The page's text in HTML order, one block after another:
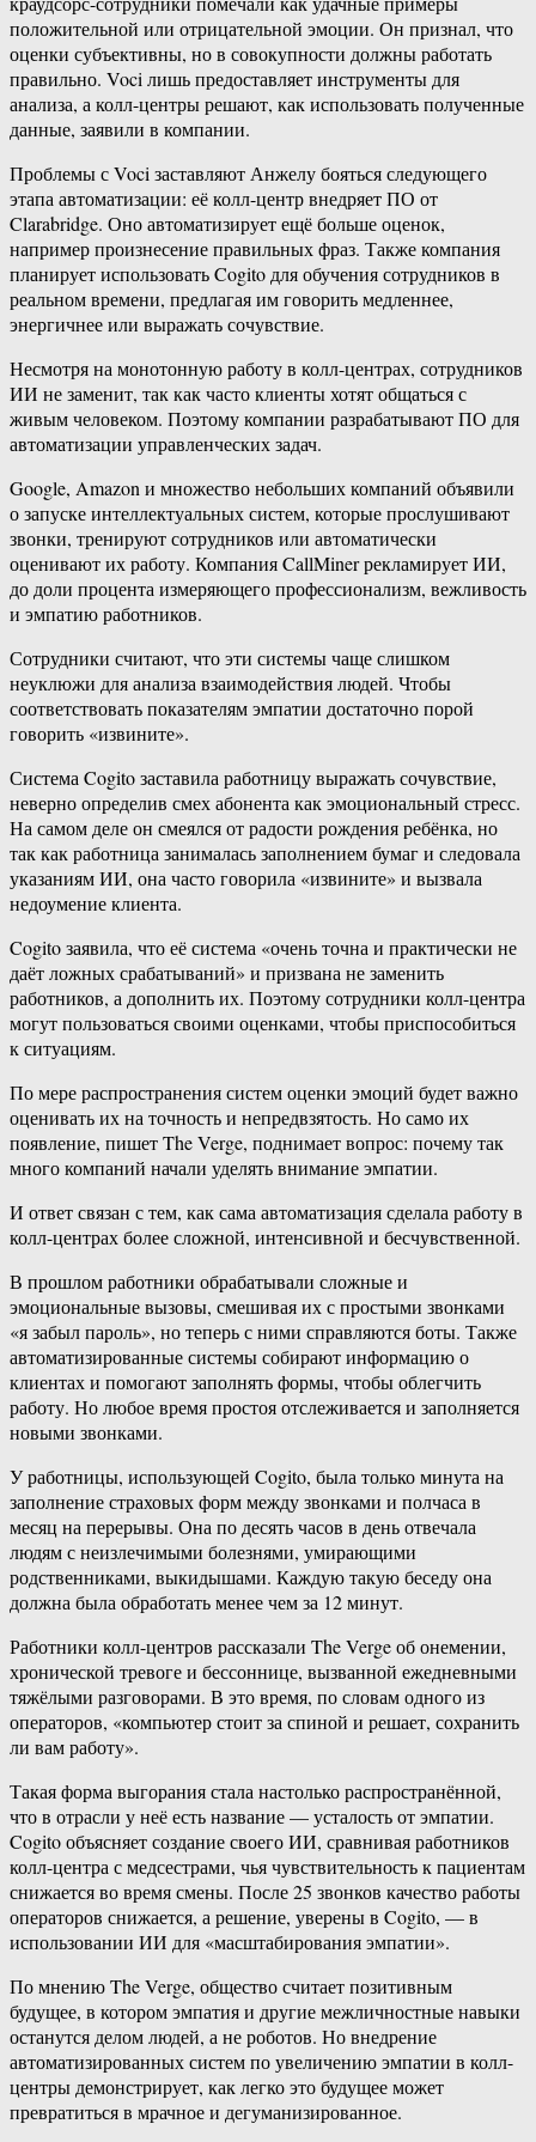
положительной или отрицательной эмоции. Он признал, что
оценки субъективны, но в совокупности должны работать
правильно. Voci лишь предоставляет инструменты для
анализа, а колл-центры решают, как использовать полученные
данные, заявили в компании.
Проблемы с Voci заставляют Анжелу бояться следующего
этапа автоматизации: её колл-центр внедряет ПО от
Clarabridge. Оно автоматизирует ещё больше оценок,
например произнесение правильных фраз. Также компания
планирует использовать Cogito для обучения сотрудников в
реальном времени, предлагая им говорить медленнее,
энергичнее или выражать сочувствие.
Несмотря на монотонную работу в колл-центрах, сотрудников
ИИ не заменит, так как часто клиенты хотят общаться с
живым человеком. Поэтому компании разрабатывают ПО для
автоматизации управленческих задач.
Google, Amazon и множество небольших компаний объявили
о запуске интеллектуальных систем, которые прослушивают
звонки, тренируют сотрудников или автоматически
оценивают их работу. Компания CallMiner рекламирует ИИ,
до доли процента измеряющего профессионализм, вежливость
и эмпатию работников.
Сотрудники считают, что эти системы чаще слишком
неуклюжи для анализа взаимодействия людей. Чтобы
соответствовать показателям эмпатии достаточно порой
говорить «извините».
Система Cogito заставила работницу выражать сочувствие,
неверно определив смех абонента как эмоциональный стресс.
На самом деле он смеялся от радости рождения ребёнка, но
так как работница занималась заполнением бумаг и следовала
указаниям ИИ, она часто говорила «извините» и вызвала
недоумение клиента.
Cogito заявила, что её система «очень точна и практически не
даёт ложных срабатываний» и призвана не заменить
работников, а дополнить их. Поэтому сотрудники колл-центра
могут пользоваться своими оценками, чтобы приспособиться
к ситуациям.
По мере распространения систем оценки эмоций будет важно
оценивать их на точность и непредвзятость. Но само их
появление, пишет The Verge, поднимает вопрос: почему так
много компаний начали уделять внимание эмпатии.
И ответ связан с тем, как сама автоматизация сделала работу в
колл-центрах более сложной, интенсивной и бесчувственной.
В прошлом работники обрабатывали сложные и
эмоциональные вызовы, смешивая их с простыми звонками
«я забыл пароль», но теперь с ними справляются боты. Также
автоматизированные системы собирают информацию о
клиентах и помогают заполнять формы, чтобы облегчить
работу. Но любое время простоя отслеживается и заполняется
новыми звонками.
У работницы, использующей Cogito, была только минута на
заполнение страховых форм между звонками и полчаса в
месяц на перерывы. Она по десять часов в день отвечала
людям с неизлечимыми болезнями, умирающими
родственниками, выкидышами. Каждую такую беседу она
должна была обработать менее чем за 12 минут.
Работники колл-центров рассказали The Verge об онемении,
хронической тревоге и бессоннице, вызванной ежедневными
тяжёлыми разговорами. В это время, по словам одного из
операторов, «компьютер стоит за спиной и решает, сохранить
ли вам работу».
Такая форма выгорания стала настолько распространённой,
что в отрасли у неё есть название — усталость от эмпатии.
Cogito объясняет создание своего ИИ, сравнивая работников
колл-центра с медсестрами, чья чувствительность к пациентам
снижается во время смены. После 25 звонков качество работы
операторов снижается, а решение, уверены в Cogito, — в
использовании ИИ для «масштабирования эмпатии».
По мнению The Verge, общество считает позитивным
будущее, в котором эмпатия и другие межличностные навыки
останутся делом людей, а не роботов. Но внедрение
автоматизированных систем по увеличению эмпатии в колл-
центры демонстрирует, как легко это будущее может
превратиться в мрачное и дегуманизированное.